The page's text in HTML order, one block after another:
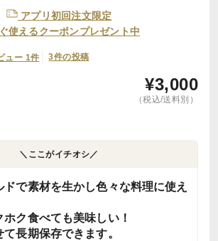
アプリ初回注文限定
使えるクーポンプレゼント中
ュー 1件 3件の投稿
¥3,000
（税込/送料別）
＼ここがイチオシ／
で素材を生かし色々な料理に使え
ク食べても美味しい！
長期保存できます。